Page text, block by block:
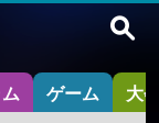
ゲーム 大